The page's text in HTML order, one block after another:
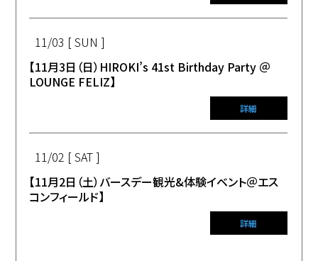
11/03 [ SUN ]
【11月3日（日）HIROKI’s 41st Birthday Party ＠
LOUNGE FELIZ】
詳細
11/02 [ SAT ]
【11月2日（土）バースデー観光&体験イベント＠エス
コンフィールド】
詳細